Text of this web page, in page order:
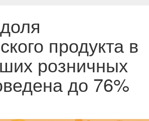
продукта в
розничных
до 76%